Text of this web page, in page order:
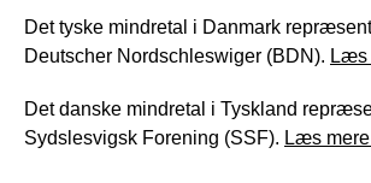
Det tyske mindretal i Danmark
Deutscher Nordschleswiger (BDN). Læs
Det danske mindretal i Tyskland
Sydslesvigsk Forening (SSF). Læs